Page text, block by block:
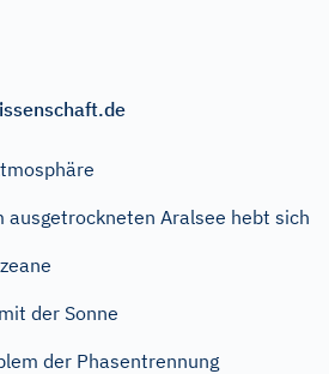
ausgetrockneten Aralsee hebt sich
der Sonne
der Phasentrennung